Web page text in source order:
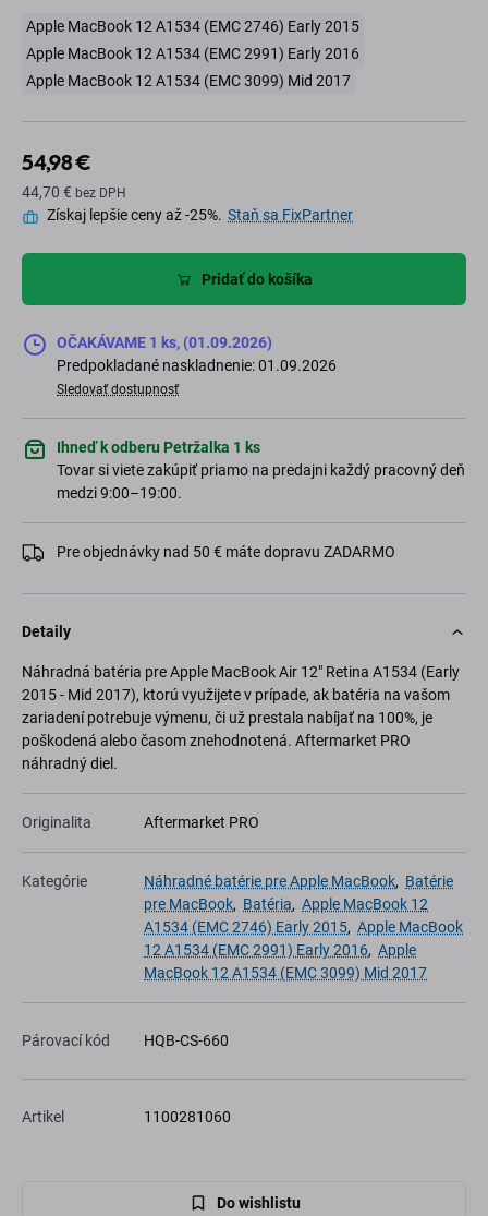
Apple MacBook 12 A1534 (EMC 2746) Early 2015
Apple MacBook 12 A1534 (EMC 2991) Early 2016
Apple MacBook 12 A1534 (EMC 3099) Mid 2017
54,98 €
44,70 € bez DPH
Získaj lepšie ceny až -25%. Staň sa FixPartner
Pridať do košíka
OČAKÁVAME 1 ks, (01.09.2026)
Predpokladané naskladnenie: 01.09.2026
Sledovať dostupnosť
Ihneď k odberu Petržalka 1 ks
Tovar si viete zakúpiť priamo na predajni každý pracovný deň
medzi 9:00–19:00.
Pre objednávky nad 50 € máte dopravu ZADARMO
Detaily
Náhradná batéria pre Apple MacBook Air 12" Retina A1534 (Early
2015 - Mid 2017), ktorú využijete v prípade, ak batéria na vašom
zariadení potrebuje výmenu, či už prestala nabíjať na 100%, je
poškodená alebo časom znehodnotená. Aftermarket PRO
náhradný diel.
Originalita Aftermarket PRO
Kategórie Náhradné batérie pre Apple MacBook, Batérie
pre MacBook, Batéria, Apple MacBook 12
A1534 (EMC 2746) Early 2015, Apple MacBook
12 A1534 (EMC 2991) Early 2016, Apple
MacBook 12 A1534 (EMC 3099) Mid 2017
Párovací kód HQB-CS-660
Artikel 1100281060
Do wishlistu